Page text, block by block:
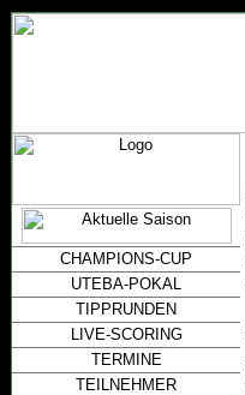
CHAMPIONS-CUP
UTEBA-POKAL
TIPPRUNDEN
LIVE-SCORING
TERMINE
TEILNEHMER